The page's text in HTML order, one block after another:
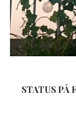
STATUS PÅ